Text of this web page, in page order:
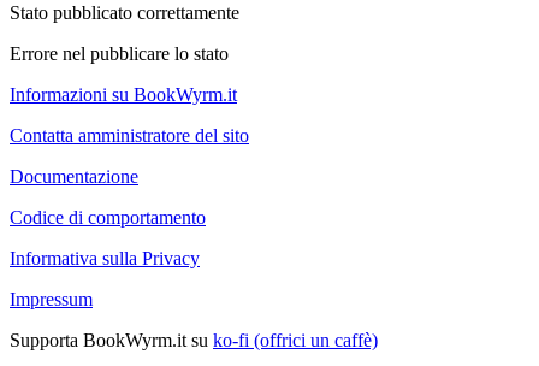
Stato pubblicato correttamente
Errore nel pubblicare lo stato
Informazioni su BookWyrm.it
Contatta amministratore del sito
Documentazione
Codice di comportamento
Informativa sulla Privacy
Impressum
Supporta BookWyrm.it su ko-fi (offrici un caffè)